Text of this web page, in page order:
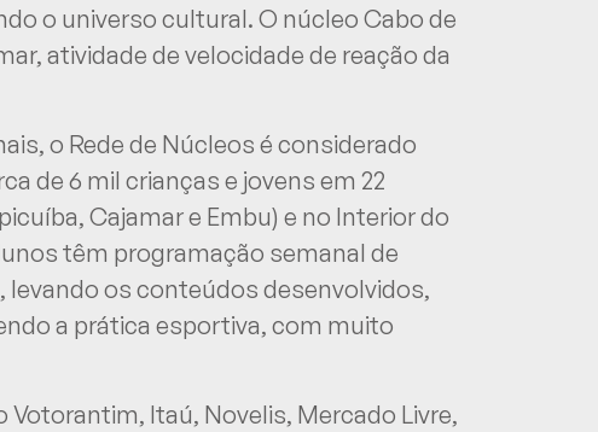
o universo cultural. O núcleo Cabo de
atividade de velocidade de reação da
o Rede de Núcleos é considerado
de 6 mil crianças e jovens em 22
Cajamar e Embu) e no Interior do
têm programação semanal de
os conteúdos desenvolvidos,
a prática esportiva, com muito
Itaú, Novelis, Mercado Livre,